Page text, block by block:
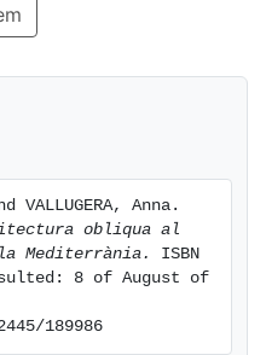
un gran nombre
les inquietuds
de l’època moderna.
obliqua al
Mediterrània.
ISBN
8 of August of
189986